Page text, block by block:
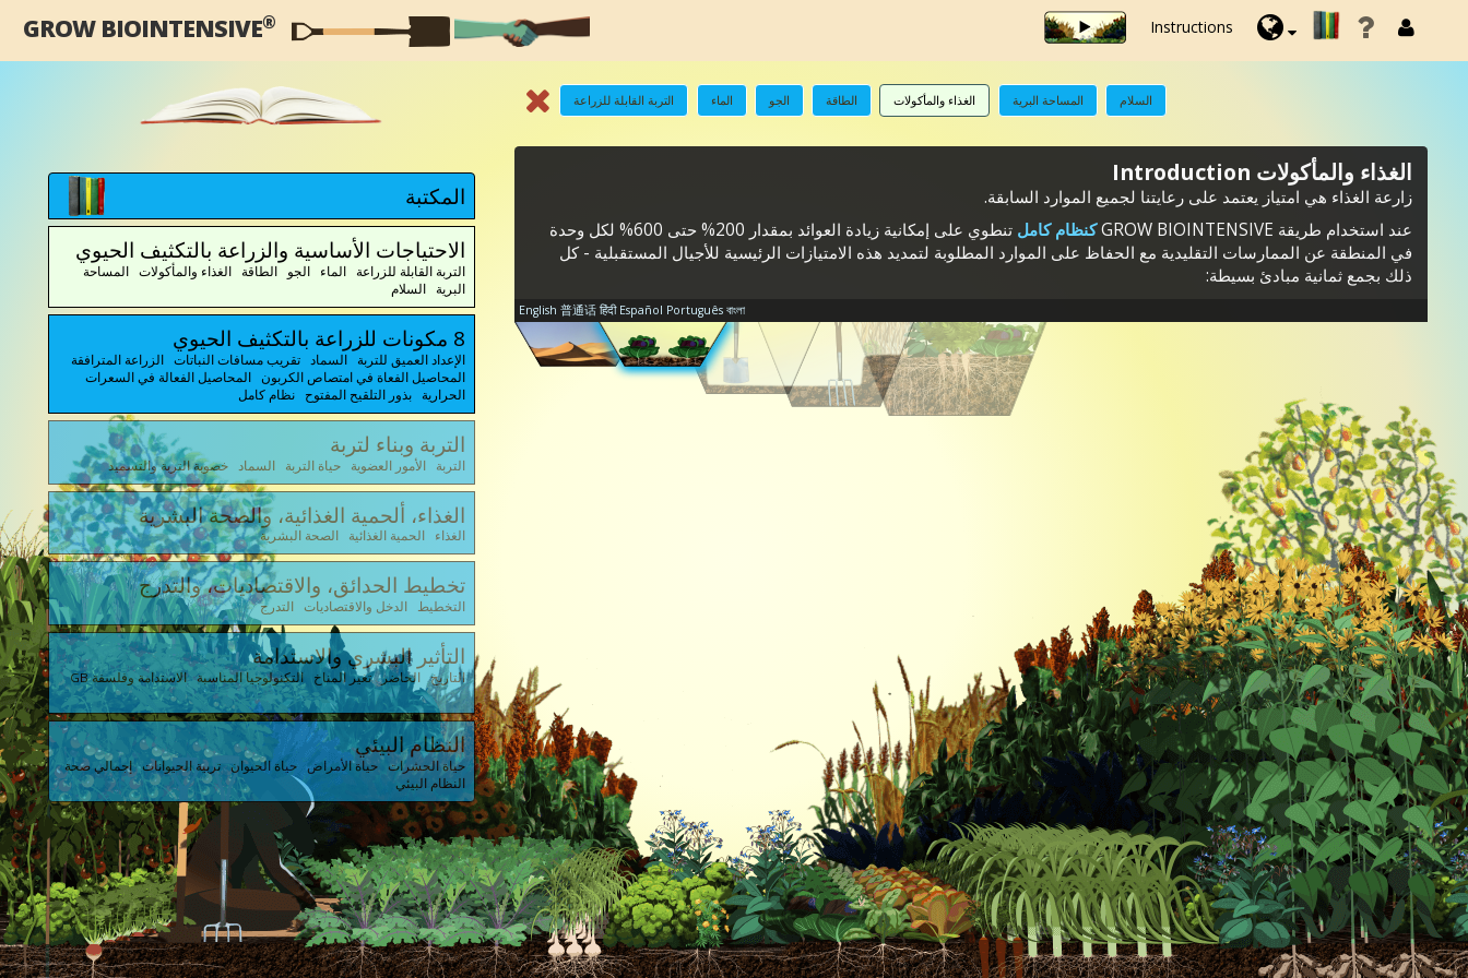
GROW BIOINTENSIVE® Instructions
المكتبة
الاحتياجات الأساسية والزراعة بالتكثيف الحيوي
التربة القابلة للزراعة الماء الجو الطاقة الغذاء والمأكولات المساحة
البرية السلام
8 مكونات للزراعة بالتكثيف الحيوي
الإعداد العميق للتربة السماد تقريب مسافات النباتات الزراعة المترافقة
المحاصيل الفعاة في امتصاص الكربون المحاصيل الفعالة في السعرات
الحرارية بذور التلقيح المفتوح نظام كامل
التربة وبناء لتربة
التربة الأمور العضوية حياة التربة السماد خصوبة التربة والتسميد
الغذاء، ألحمية الغذائية، والصحة البشرية
الغذاء الحمية الغذائية الصحة البشرية
تخطيط الحدائق، والاقتصاديات، والتدرج
التخطيط الدخل والاقتصاديات التدرج
التأثير البشري والاستدامة
التاريخ الحاضر تغير المناخ التكنولوجيا المناسبة الاستدامة وفلسفة GB
النظام البيئي
حياة الحشرات حياة الأمراض حياة الحيوان تربية الحيوانات إجمالي صحة
النظام البيئي
التربة القابلة للزراعة الماء الجو الطاقة الغذاء والمأكولات المساحة البرية السلام
الغذاء والمأكولات Introduction
زارعة الغذاء هي امتياز يعتمد على رعايتنا لجميع الموارد السابقة.
عند استخدام طريقة GROW BIOINTENSIVE
كنظام كامل
تنطوي على إمكانية زيادة العوائد بمقدار 200% حتى 600% لكل وحدة
في المنطقة عن الممارسات التقليدية مع الحفاظ على الموارد المطلوبة لتمديد هذه الامتيازات الرئيسية للأجيال المستقبلية - كل
ذلك بجمع ثمانية مبادئ بسيطة:
English 普通话 हिंदी Español Português বাংলা